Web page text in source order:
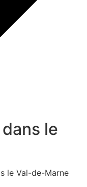
le
le Val-de-Marne